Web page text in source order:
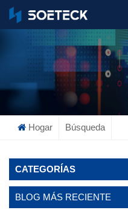
What Are
Hogar Búsqueda
CATEGORÍAS
BLOG MÁS RECIENTE